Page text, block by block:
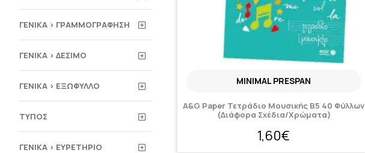
ΓΕΝΙΚΆ > ΓΡΑΜΜΟΓΡΆΦΗΣΗ
ΓΕΝΙΚΆ > ΔΈΣΙΜΟ
ΓΕΝΙΚΆ > ΕΞΏΦΥΛΛΟ
ΤΎΠΟΣ
ΓΕΝΙΚΆ > ΕΥΡΕΤΉΡΙΟ
MINIMAL PRESPAN
A&G Paper Τετράδιο Μουσικής Β5 40 Φύλλων
(Διάφορα Σχέδια/Χρώματα)
1,60€